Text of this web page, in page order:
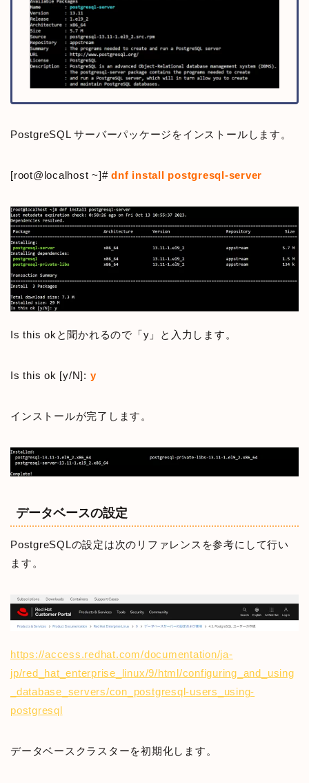
PostgreSQL サーバーパッケージをインストールします。
[root@localhost ~]#dnf install postgresql-server
Is this okと聞かれるので「y」と入力します。
Is this ok [y/N]: y
インストールが完了します。
データベースの設定
PostgreSQLの設定は次のリファレンスを参考にして行い
ます。
https://access.redhat.com/documentation/ja-
jp/red_hat_enterprise_linux/9/html/configuring_and_using
_database_servers/con_postgresql-users_using-
postgresql
データベースクラスターを初期化します。